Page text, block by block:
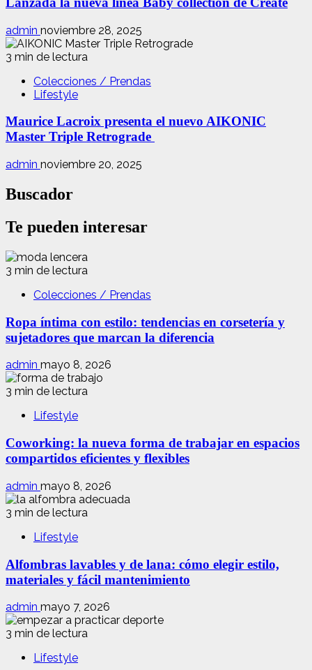
admin noviembre 28, 2025
3 min de lectura
Colecciones / Prendas
Lifestyle
Maurice Lacroix presenta el nuevo AIKONIC
Master Triple Retrograde
admin noviembre 20, 2025
Buscador
Te pueden interesar
3 min de lectura
Colecciones / Prendas
Ropa íntima con estilo: tendencias en corsetería y
sujetadores que marcan la diferencia
admin mayo 8, 2026
3 min de lectura
Lifestyle
Coworking: la nueva forma de trabajar en espacios
compartidos eficientes y flexibles
admin mayo 8, 2026
3 min de lectura
Lifestyle
Alfombras lavables y de lana: cómo elegir estilo,
materiales y fácil mantenimiento
admin mayo 7, 2026
3 min de lectura
Lifestyle